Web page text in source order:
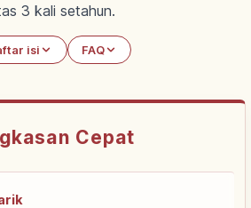
3 kali setahun.
isi FAQ
Cepat